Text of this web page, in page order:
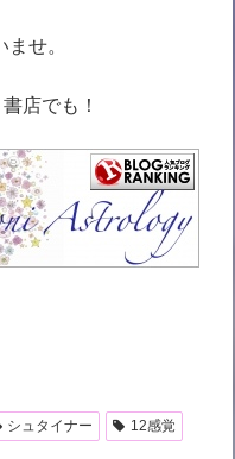
せ。
店でも！
シュタイナー 12感覚